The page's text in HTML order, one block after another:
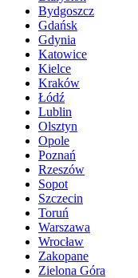
Bydgoszcz
Gdańsk
Gdynia
Katowice
Kielce
Kraków
Łódź
Lublin
Olsztyn
Opole
Poznań
Rzeszów
Sopot
Szczecin
Toruń
Warszawa
Wrocław
Zakopane
Zielona Góra